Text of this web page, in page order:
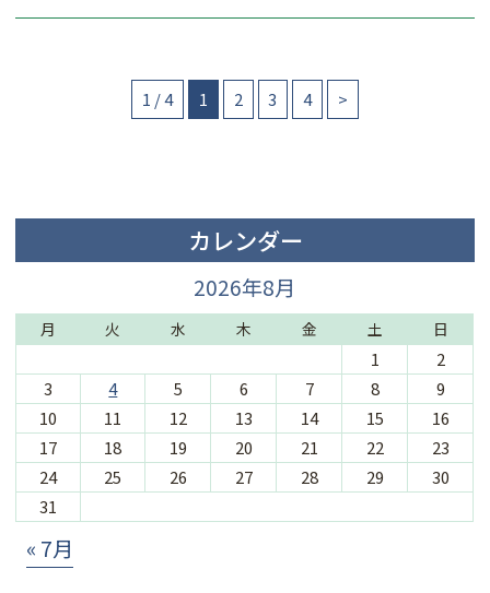
1 / 4 1 2 3 4 >
カレンダー
2026年8月
月 火 水 木 金 土 日
1
2
3
4 5 6 7 8
9
10
11 12 13 14 15
16
17
18 19 20 21 22
23
24
25 26 27 28 29
30
31
« 7月